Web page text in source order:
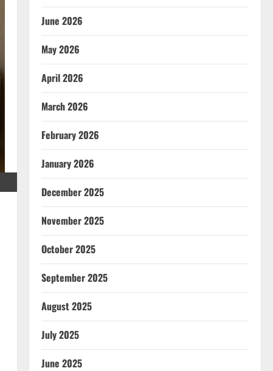
June 2026
May 2026
April 2026
March 2026
February 2026
January 2026
December 2025
November 2025
October 2025
September 2025
August 2025
July 2025
June 2025